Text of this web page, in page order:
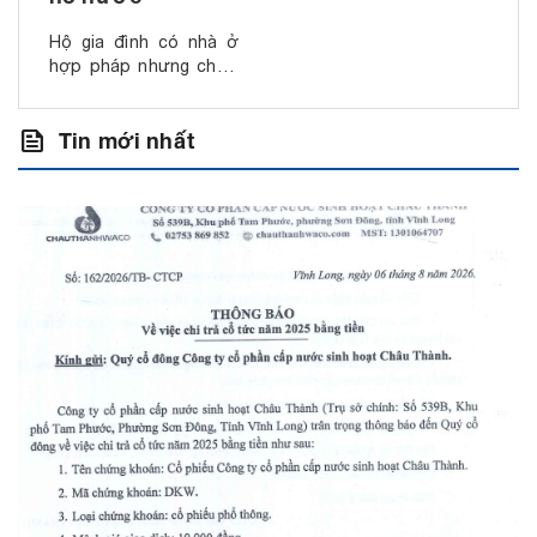
Hộ gia đình có nhà ở
hợp pháp nhưng chưa
Công ty, DNTN, hộ
SXKD … thuê nhà,
nhà nước. Địa điểm
đăng ký lắp đặt nằm
feed Tin mới nhất